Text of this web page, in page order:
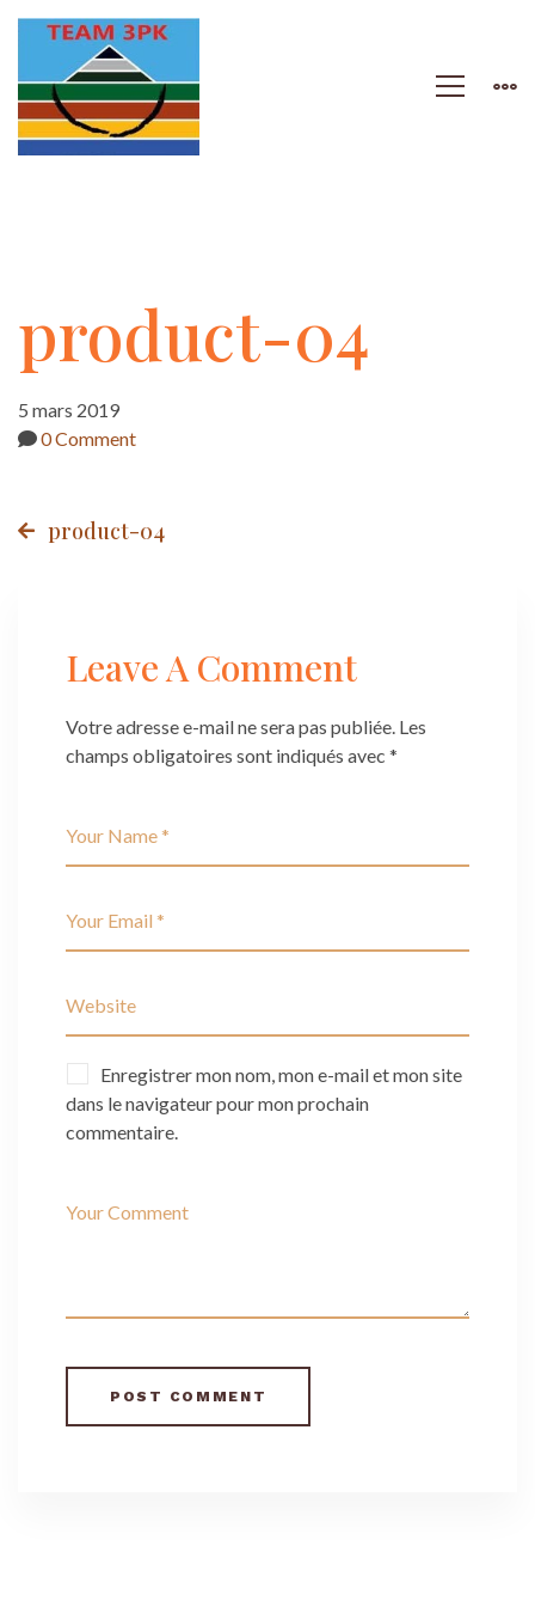
product-
04
product-04
5 mars 2019
0 Comment
Post
product-04
Leave A Comment
Votre adresse e-mail ne sera pas publiée. Les
champs obligatoires sont indiqués avec *
Enregistrer mon nom, mon e-mail et mon site
dans le navigateur pour mon prochain
commentaire.